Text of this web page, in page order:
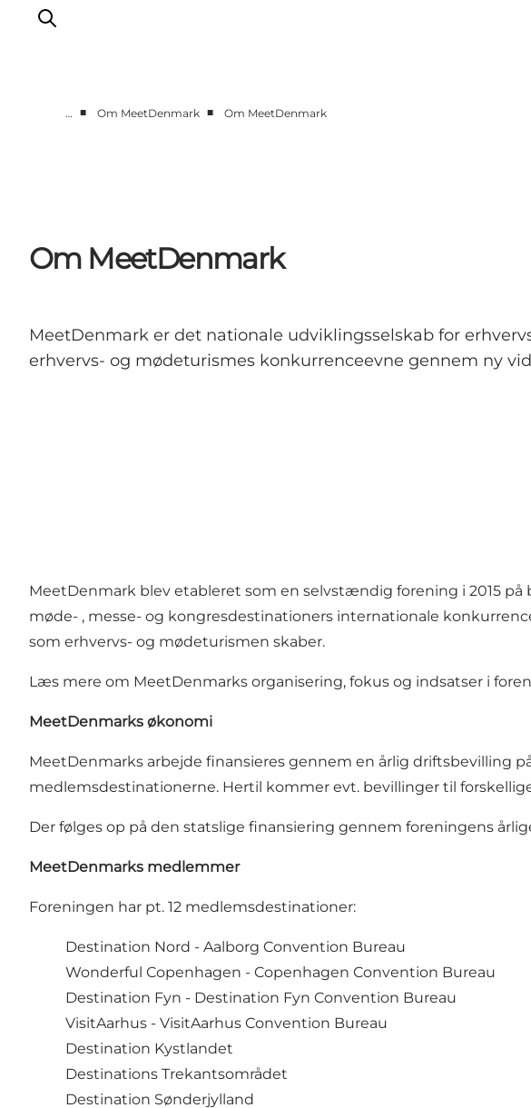
English
… ■ Om MeetDenmark ■ Om MeetDenmark
Om MeetDenmark
MeetDenmark er det nationale udviklingsselskab for
erhvervs- og mødeturismes konkurrenceevne gennem ny
MeetDenmark blev etableret som en selvstændig forening i 2015
møde- , messe- og kongresdestinationers internationale
som erhvervs- og mødeturismen skaber.
Læs mere om MeetDenmarks organisering, fokus og indsatser i
MeetDenmarks økonomi
MeetDenmarks arbejde finansieres gennem en årlig driftsbevilling
medlemsdestinationerne. Hertil kommer evt. bevillinger til
Der følges op på den statslige finansiering gennem foreningens
MeetDenmarks medlemmer
Foreningen har pt. 12 medlemsdestinationer:
Destination Nord - Aalborg Convention Bureau
Wonderful Copenhagen - Copenhagen Convention Bureau
Destination Fyn - Destination Fyn Convention Bureau
VisitAarhus - VisitAarhus Convention Bureau
Destination Kystlandet
Destinations Trekantsområdet
Destination Sønderjylland